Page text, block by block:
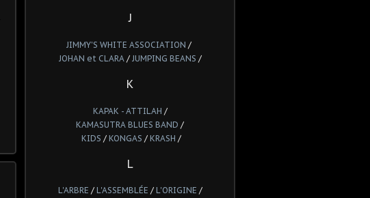
J
JIMMY'S WHITE ASSOCIATION /
JOHAN et CLARA/ JUMPING BEANS /
K
KAPAK - ATTILAH /
KAMASUTRA BLUES BAND /
KIDS / KONGAS / KRASH /
L
L'ARBRE / L'ASSEMBLÉE / L'ORIGINE /